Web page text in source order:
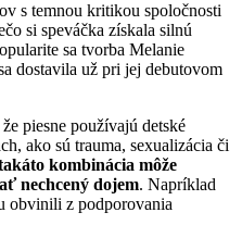
s temnou kritikou spoločnosti
si speváčka získala silnú
sa tvorba Melanie
dostavila už pri jej debutovom
piesne používajú detské
ako sú trauma, sexualizácia či
kombinácia môže
nechcený dojem. Napríklad
obvinili z podporovania